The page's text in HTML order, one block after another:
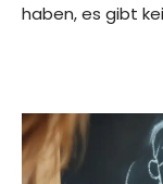
haben, es gibt